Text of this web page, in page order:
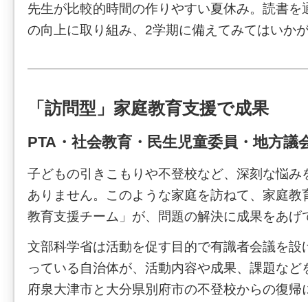
先生が比較的時間の作りやすい夏休み。読書を
の向上に取り組み、2学期に備えてみてはいか
「訪問型」家庭教育支援で成果
PTA・社会教育・民生児童委員・地方議
子どもの引きこもりや不登校など、深刻な悩み
ありません。このような家庭を訪ねて、家庭教
教育支援チーム」が、問題の解決に成果をあげ
文部科学省は活動を促す目的で有識者会議を設
っている自治体が、活動内容や成果、課題など
府泉大津市と大分県別府市の不登校からの復帰